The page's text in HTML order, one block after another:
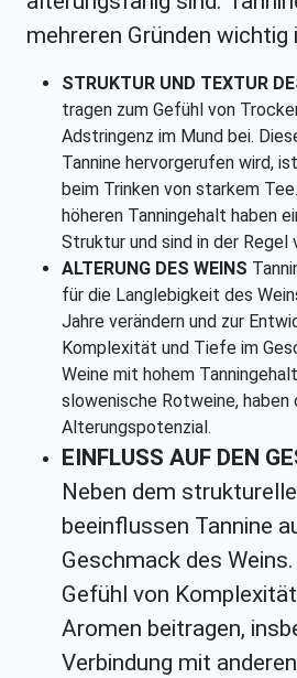
mehreren Gründen wichtig
STRUKTUR UND TEXTUR
tragen zum Gefühl von
Adstringenz im Mund bei.
Tannine hervorgerufen wird,
beim Trinken von starkem
höheren Tanningehalt haben
Struktur und sind in der Regel
ALTERUNG DES WEINS
für die Langlebigkeit des
Jahre verändern und zur
Komplexität und Tiefe im
Weine mit hohem
slowenische Rotweine,
Alterungspotenzial.
EINFLUSS AUF DEN
Neben dem
beeinflussen Tannine
Geschmack des
Gefühl von
Aromen beitragen,
Verbindung mit